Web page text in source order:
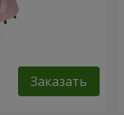
Заказать